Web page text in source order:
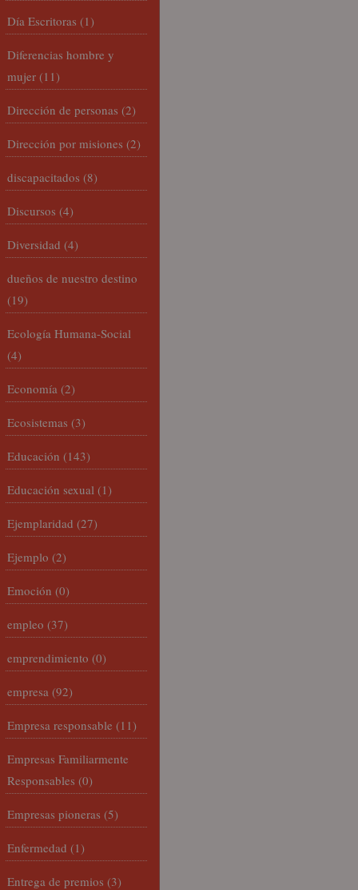
Día Escritoras (1)
Diferencias hombre y
mujer (11)
Dirección de personas (2)
Dirección por misiones (2)
discapacitados (8)
Discursos (4)
Diversidad (4)
dueños de nuestro destino
(19)
Ecología Humana-Social
(4)
Economía (2)
Ecosistemas (3)
Educación (143)
Educación sexual (1)
Ejemplaridad (27)
Ejemplo (2)
Emoción (0)
empleo (37)
emprendimiento (0)
empresa (92)
Empresa responsable (11)
Empresas Familiarmente
Responsables (0)
Empresas pioneras (5)
Enfermedad (1)
Entrega de premios (3)